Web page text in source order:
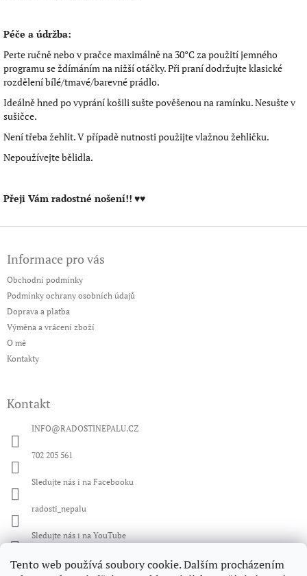
Tento web používá soubory cookie. Dalším procházením
Péče a údržba:
Perte ručně nebo v pračce maximálně na 30°C za použití jemného
programu se ždímáním na nižší otáčky. Při praní dodržujte klasické
rozdělení bílé/tmavé/barevné prádlo.
Ideálně hned po vyprání košili sušte pověšenou na ramínku. Nesušte v
sušičce.
Není třeba žehlit. V případě nutnosti použijte vlažnou žehličku.
Nepoužívejte bělidla.
Přeji Vám radostné nošení!! ♥♥
Informace pro vás
Obchodní podmínky
Podmínky ochrany osobních údajů
Doprava a platba
Výměna a vrácení zboží
O mě
Kontakty
Kontakt
INFO@RADOSTINEPALU.CZ
702 205 561
Sledujte nás i na Facebooku
radosti_nepalu
Sledujte nás i na YouTube